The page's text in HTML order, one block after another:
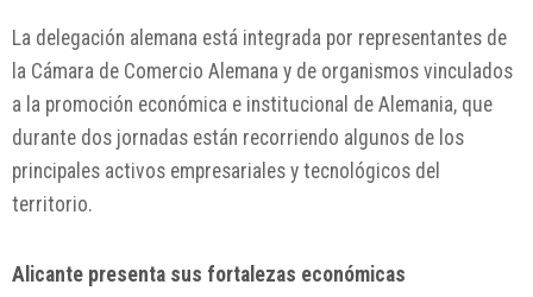
La delegación alemana está integrada por representantes de
la Cámara de Comercio Alemana y de organismos vinculados
a la promoción económica e institucional de Alemania, que
durante dos jornadas están recorriendo algunos de los
principales activos empresariales y tecnológicos del
territorio.
Alicante presenta sus fortalezas económicas